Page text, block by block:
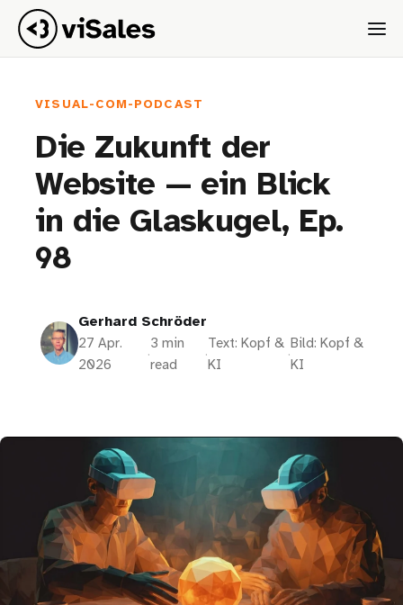
VISUAL-COM-PODCAST
Die Zukunft der
Website — ein Blick
in die Glaskugel, Ep.
98
Gerhard Schröder
27 Apr.
2026
·
3 min
read
·
Text: Kopf &
KI
·
Bild: Kopf &
KI